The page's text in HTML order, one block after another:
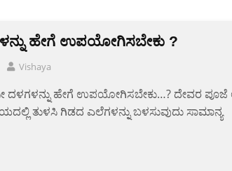
ಹೇಗೆ ಉಪಯೋಗಿಸಬೇಕು ?
Vishaya
ದಳಗಳನ್ನು ಹೇಗೆ ಉಪಯೋಗಿಸಬೇಕು…? ದೇವರ
ತುಳಸಿ ಗಿಡದ ಎಲೆಗಳನ್ನು ಬಳಸುವುದು ಸಾಮಾನ್ಯ